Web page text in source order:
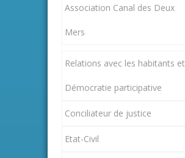
Association Canal des Deux
Mers
Relations avec les habitants et
Démocratie participative
Conciliateur de justice
Etat-Civil